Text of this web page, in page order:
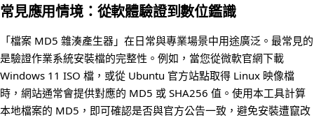
常見應用情境：從軟體驗證到數位鑑識
「檔案 MD5 雜湊產生器」在日常與專業場景中用途廣泛。最常見的
是驗證作業系統安裝檔的完整性。例如，當您從微軟官網下載
Windows 11 ISO 檔，或從 Ubuntu 官方站點取得 Linux 映像檔
時，網站通常會提供對應的 MD5 或 SHA256 值。使用本工具計算
本地檔案的 MD5，即可確認是否與官方公告一致，避免安裝遭竄改